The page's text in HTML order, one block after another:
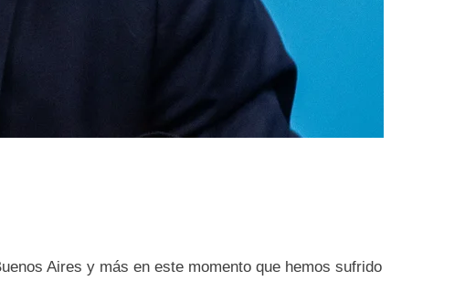
Aires y más en este momento que hemos sufrido